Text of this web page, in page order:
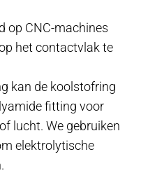
op CNC-machines
het contactvlak te
kan de koolstofring
fitting voor
lucht. We gebruiken
elektrolytische